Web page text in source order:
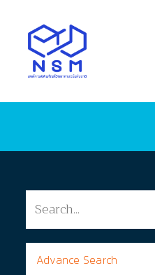
Advance Search